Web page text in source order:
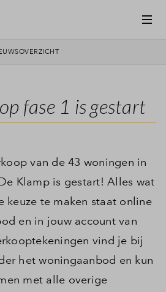
fase 1 is gestart
van de 43 woningen in
Klamp is gestart! Alles wat
keuze te maken staat online
en in jouw account van
vind je bij
het woningaanbod en kun
met alle overige